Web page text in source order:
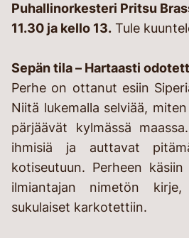
Puhallinorkesteri Pritsu
11.30 ja kello 13. Tule
Sepän tila – Hartaasti
Perhe on ottanut esiin
Niitä lukemalla selviää,
pärjäävät kylmässä
ihmisiä ja auttavat
kotiseutuun. Perheen
ilmiantajan nimetön
sukulaiset karkotettiin.